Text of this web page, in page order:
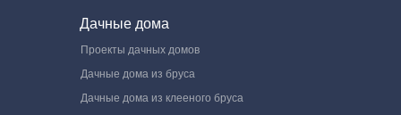
Дачные дома
Проекты дачных домов
Дачные дома из бруса
Дачные дома из клееного бруса